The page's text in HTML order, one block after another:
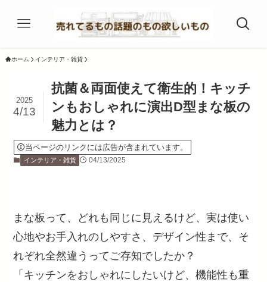
ホーム インテリア・雑貨
抗菌＆両面使えて衛生的！キッチ
ンもおしゃれに演出D型まな板の
魅力とは？
2025
4/13
当ページのリンクには広告が含まれています。
インテリア・雑貨 04/13/2025
まな板って、どれも同じに見えるけど、実は使い
心地やお手入れのしやすさ、デザイン性まで、そ
れぞれ全然違うってご存知でしたか？
「キッチンをおしゃれにしたいけど、機能性も重